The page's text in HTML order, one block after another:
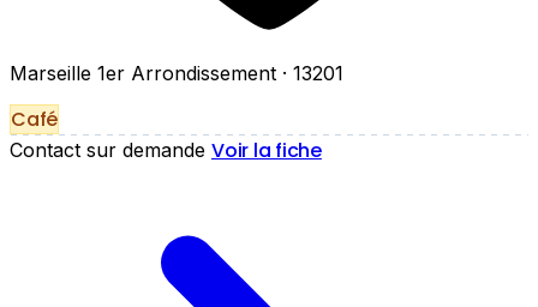
Marseille 1er Arrondissement · 13201
Café
Contact sur demande Voir la fiche